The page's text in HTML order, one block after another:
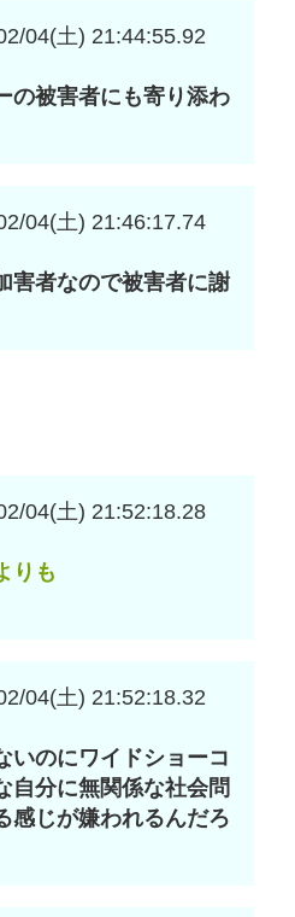
04(土) 21:44:55.92
の被害者にも寄り添わ
04(土) 21:46:17.74
害者なので被害者に謝
04(土) 21:52:18.28
りも
04(土) 21:52:18.32
いのにワイドショーコ
自分に無関係な社会問
感じが嫌われるんだろ